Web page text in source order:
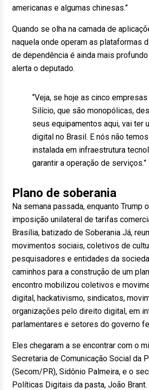
americanas e algumas chinesas.”
Quando se olha na camada de
naquela onde operam as plataformas
de dependência é ainda mais
alerta o deputado.
“Veja, se hoje as cinco
Silício, que são monopólicas,
seus equipamentos aqui, vai ter
digital no Brasil. E nós não
instalada em infraestrutura
garantir a operação de serviços.”
Plano de soberania
Na semana passada, enquanto Trump
imposição unilateral de tarifas
Brasília, batizado de Soberania Já,
movimentos sociais, coletivos de
pesquisadores e entidades da
caminhos para a construção de um
encontro mobilizou coletivos e
digital, hackativismo, sindicatos,
organizações pelo direito digital, em
parlamentares e setores do governo
Eles chegaram a se encontrar com o
Secretaria de Comunicação Social da
(Secom/PR), Sidônio Palmeira, e o
Políticas Digitais da pasta, João Brant.